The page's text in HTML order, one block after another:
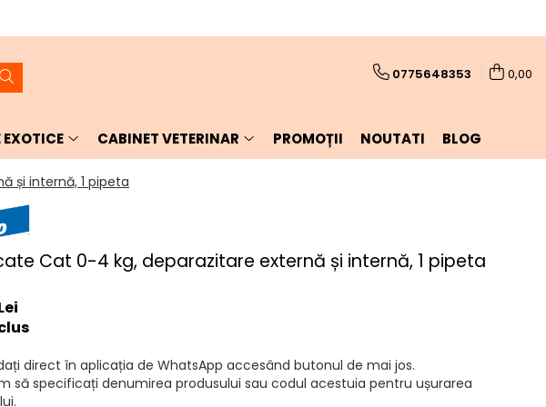
0775648353 0,00
CABINET VETERINAR PROMOȚII NOUTATI BLOG
și internă, 1 pipeta
Cat 0-4 kg, deparazitare externă și internă, 1 pipeta
direct în aplicația de WhatsApp accesând butonul de mai jos.
să specificați denumirea produsului sau codul acestuia pentru ușurarea